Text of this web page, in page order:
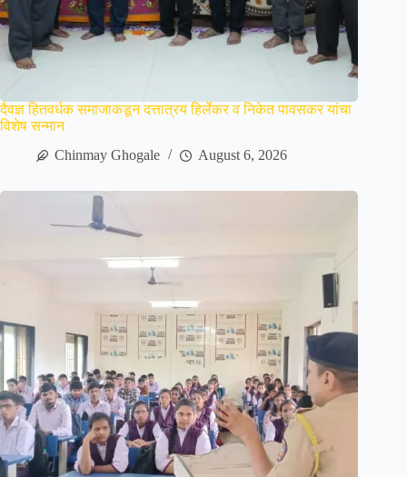
दैवज्ञ हितवर्धक समाजाकडून दत्तात्रय हिर्लेकर व निकेत पावसकर यांचा
विशेष सन्मान
Chinmay Ghogale
August 6, 2026